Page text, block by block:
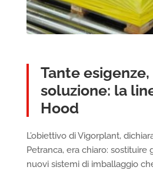
Tante esigenze,
soluzione: la
Hood
L’obiettivo di Vigorplant,
Petranca, era chiaro: sostituire
nuovi sistemi di imballaggio